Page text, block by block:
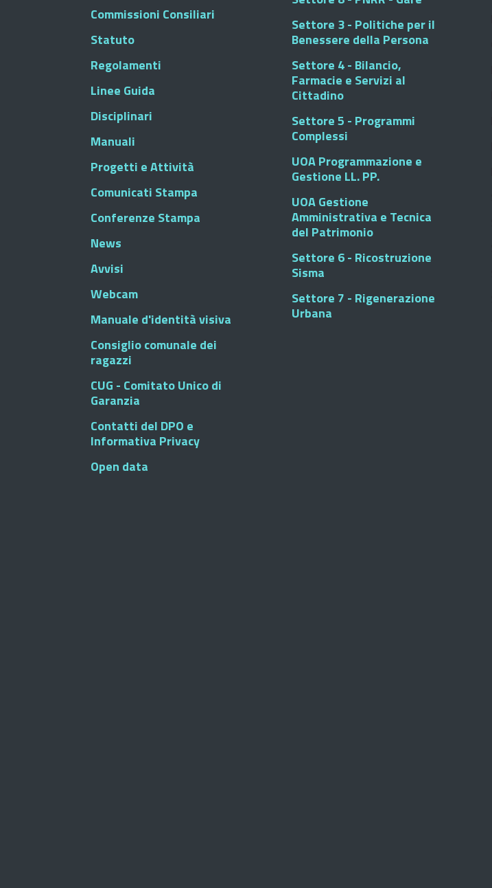
Commissioni Consiliari
Statuto
Regolamenti
Linee Guida
Disciplinari
Manuali
Progetti e Attività
Comunicati Stampa
Conferenze Stampa
News
Avvisi
Webcam
Manuale d'identità visiva
Consiglio comunale dei
ragazzi
CUG - Comitato Unico di
Garanzia
Contatti del DPO e
Informativa Privacy
Open data
Settore 3 - Politiche per il
Benessere della Persona
Settore 4 - Bilancio,
Farmacie e Servizi al
Cittadino
Settore 5 - Programmi
Complessi
UOA Programmazione e
Gestione LL. PP.
UOA Gestione
Amministrativa e Tecnica
del Patrimonio
Settore 6 - Ricostruzione
Sisma
Settore 7 - Rigenerazione
Urbana